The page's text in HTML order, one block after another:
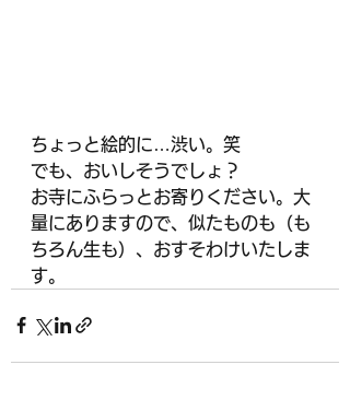
ちょっと絵的に…渋い。笑
でも、おいしそうでしょ？
お寺にふらっとお寄りください。大
量にありますので、似たものも（も
ちろん生も）、おすそわけいたしま
す。